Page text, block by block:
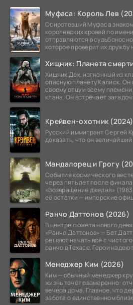
Муфаса: Король Лев
Осиротевший Муфаса
королевских кровей по
отправляются в
которое проверит их дружбу
Хищник: Планета
Хищник Дек, изгнанный из
опасную планету Калиск. Он
своему отцу и всему
клана. Он встречает
Крейвен-охотник (2024)
Русский иммигрант Сергей
доказать, что он
Мандалорец и Грогу
События космического
через пять лет после
«Возвращение джедая»
её остатки — имперские
Ранчо Даттонов (2026)
В центре сюжета нового
«Ранчо Даттонов» — Бет
решают начать всё с
ранчо в Техасе. Герои
Менеджер Ким (2026)
Ким — обычный менеджер
жизнь течёт размеренно:
вечера дома. Главное, что
забота о единственном